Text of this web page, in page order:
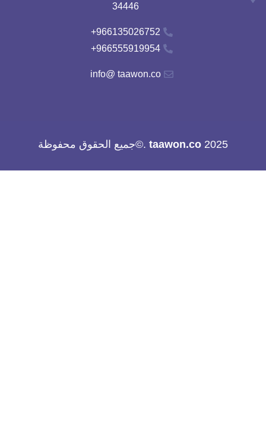
34446
966135026752+
966555919954+
info@ taawon.co
2025
taawon.co.©جميع الحقوق محفوظة